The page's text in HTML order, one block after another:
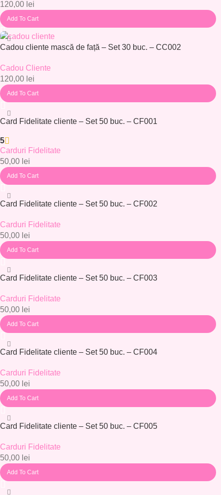
120,00 lei
Add To Cart
Cadou cliente mască de față – Set 30 buc. – CC002
Cadou Cliente
120,00 lei
Add To Cart
Card Fidelitate cliente – Set 50 buc. – CF001
5
Carduri Fidelitate
50,00 lei
Add To Cart
Card Fidelitate cliente – Set 50 buc. – CF002
Carduri Fidelitate
50,00 lei
Add To Cart
Card Fidelitate cliente – Set 50 buc. – CF003
Carduri Fidelitate
50,00 lei
Add To Cart
Card Fidelitate cliente – Set 50 buc. – CF004
Carduri Fidelitate
50,00 lei
Add To Cart
Card Fidelitate cliente – Set 50 buc. – CF005
Carduri Fidelitate
50,00 lei
Add To Cart